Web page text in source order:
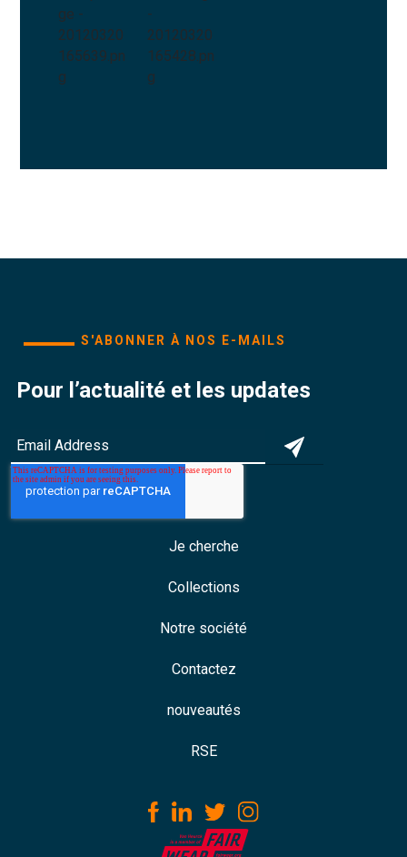
S'ABONNER À NOS E-MAILS
Pour l’actualité et les updates
Je cherche
Collections
Notre société
Contactez
nouveautés
RSE